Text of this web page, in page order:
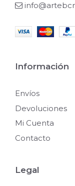
Información
Envíos
Devoluciones
Mi Cuenta
Contacto
Legal